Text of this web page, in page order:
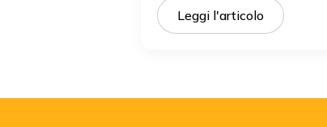
Leggi l'articolo